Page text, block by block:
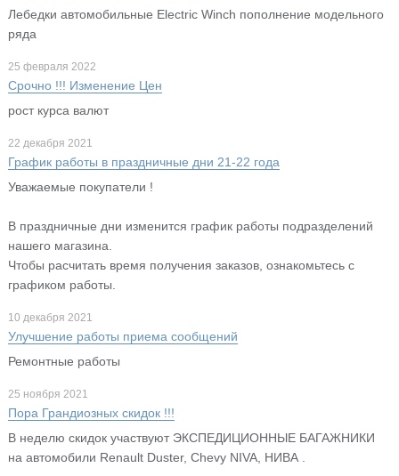
Лебедки автомобильные Electric Winch пополнение модельного
ряда
25 февраля 2022
Срочно !!! Изменение Цен
рост курса валют
22 декабря 2021
График работы в праздничные дни 21-22 года
Уважаемые покупатели !
В праздничные дни изменится график работы подразделений
нашего магазина.
Чтобы расчитать время получения заказов, ознакомьтесь с
графиком работы.
10 декабря 2021
Улучшение работы приема сообщений
Ремонтные работы
25 ноября 2021
Пора Грандиозных скидок !!!
В неделю скидок участвуют ЭКСПЕДИЦИОННЫЕ БАГАЖНИКИ
на автомобили Renault Duster, Chevy NIVA, НИВА .